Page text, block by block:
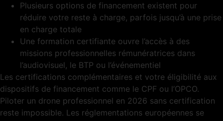
Plusieurs options de financement existent pour
réduire votre reste à charge, parfois jusqu’à une prise
en charge totale
Une formation certifiante ouvre l’accès à des
missions professionnelles rémunératrices dans
l’audiovisuel, le BTP ou l’événementiel
Les certifications complémentaires et votre éligibilité aux
dispositifs de financement comme le CPF ou l’OPCO.
Piloter un drone professionnel en 2026 sans certification
reste impossible. Les réglementations européennes se